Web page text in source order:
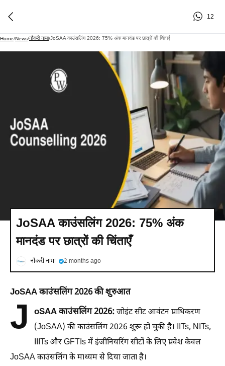
12
Home/News/नौकरी नामा/JoSAA काउंसलिंग 2026: 75% अंक मानदंड पर छात्रों की चिंताएँ
JoSAA काउंसलिंग 2026: 75% अंक
मानदंड पर छात्रों की चिंताएँ
नौकरी नामा 2 months ago
JoSAA काउंसलिंग 2026 की शुरुआत
J oSAA काउंसलिंग 2026:जोइंट सीट आवंटन प्राधिकरण
(JoSAA) की काउंसलिंग 2026 शुरू हो चुकी है। IITs, NITs,
IIITs और GFTIs में इंजीनियरिंग सीटों के लिए प्रवेश केवल
JoSAA काउंसलिंग के माध्यम से दिया जाता है।